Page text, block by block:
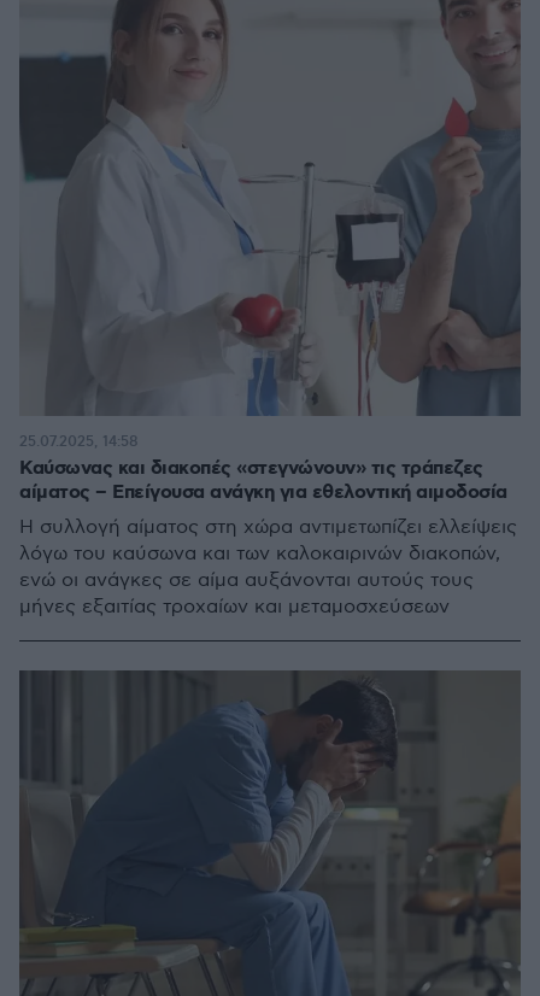
Καύσωνας και διακοπές «στεγνώνουν» τις τράπεζες
αίματος – Επείγουσα ανάγκη για εθελοντική αιμοδοσία
Η συλλογή αίματος στη χώρα αντιμετωπίζει ελλείψεις
λόγω του καύσωνα και των καλοκαιρινών διακοπών,
ενώ οι ανάγκες σε αίμα αυξάνονται αυτούς τους
μήνες εξαιτίας τροχαίων και μεταμοσχεύσεων
25.07.2025, 14:58